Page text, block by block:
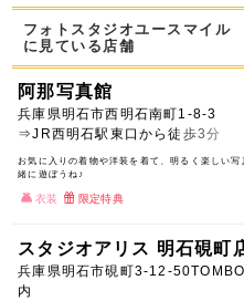
フォトスタジオユースマイ
に見ている店舗
阿那写真館
兵庫県明石市西明石南町1-8-3
⇒JR西明石駅東口から徒歩3分
お気に入りの着物や洋装を着て、明るく楽しい写
緒に遊ぼうね♪
衣装 限定特典
スタジオアリス 明石硯町
兵庫県明石市硯町3-12-
内